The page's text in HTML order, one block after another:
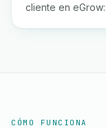
cliente en
CÓMO FUNCIONA